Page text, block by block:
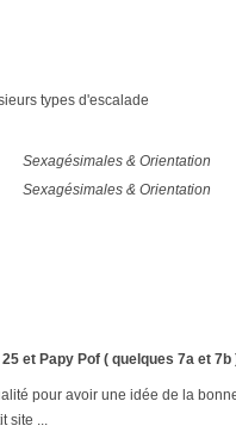
types d'escalade
Sexagésimales & Orientation
Sexagésimales & Orientation
et Papy Pof ( quelques 7a et 7b
pour avoir une idée de la
...